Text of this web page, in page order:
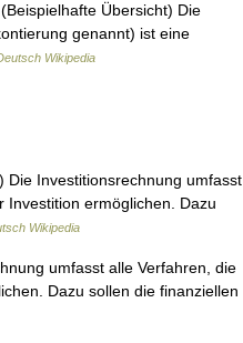
Übersicht) Die
genannt) ist eine
Wikipedia
Investitionsrechnung umfasst
Investition ermöglichen. Dazu
Wikipedia
umfasst alle Verfahren, die
Dazu sollen die finanziellen